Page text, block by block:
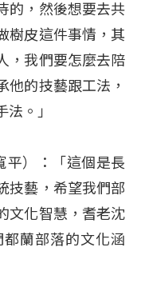
的，然後想要去共
樹皮這件事情，其
，我們要怎麼去陪
他的技藝跟工法，
。」
平）：「這個是長
技藝，希望我們部
文化智慧，耆老沈
蘭部落的文化涵